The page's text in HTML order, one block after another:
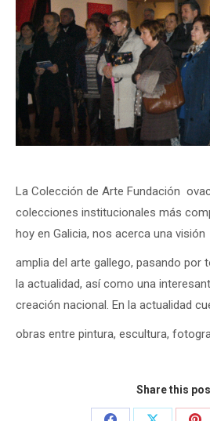
La Colección de Arte Fundación
colecciones institucionales más
hoy en Galicia, nos acerca una visión
amplia del arte gallego, pasando por
la actualidad, así como una
creación nacional. En la actualidad
obras entre pintura, escultura,
Share this